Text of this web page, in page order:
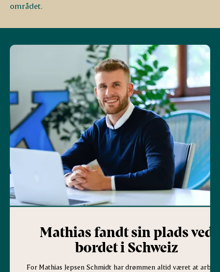
området.
Mathias fandt sin plads ved
bordet i Schweiz
For Mathias Jepsen Schmidt har drømmen altid været at